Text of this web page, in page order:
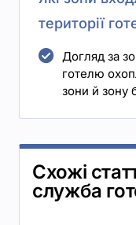
території
Догляд за
готелю
зони й зону
Схожі
служба